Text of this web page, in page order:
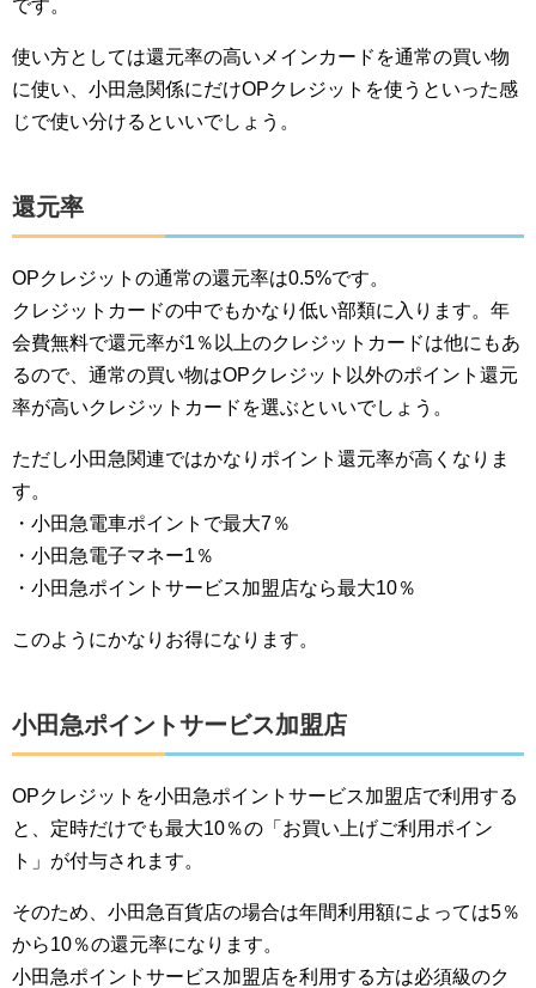
です。
使い方としては還元率の高いメインカードを通常の買い物
に使い、小田急関係にだけOPクレジットを使うといった感
じで使い分けるといいでしょう。
還元率
OPクレジットの通常の還元率は0.5%です。
クレジットカードの中でもかなり低い部類に入ります。年
会費無料で還元率が1％以上のクレジットカードは他にもあ
るので、通常の買い物はOPクレジット以外のポイント還元
率が高いクレジットカードを選ぶといいでしょう。
ただし小田急関連ではかなりポイント還元率が高くなりま
す。
・小田急電車ポイントで最大7％
・小田急電子マネー1％
・小田急ポイントサービス加盟店なら最大10％
このようにかなりお得になります。
小田急ポイントサービス加盟店
OPクレジットを小田急ポイントサービス加盟店で利用する
と、定時だけでも最大10％の「お買い上げご利用ポイン
ト」が付与されます。
そのため、小田急百貨店の場合は年間利用額によっては5％
から10％の還元率になります。
小田急ポイントサービス加盟店を利用する方は必須級のク